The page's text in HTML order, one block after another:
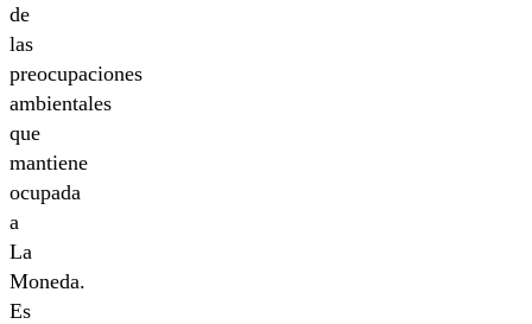
de
las
preocupaciones
ambientales
que
mantiene
ocupada
a
La
Moneda.
Es